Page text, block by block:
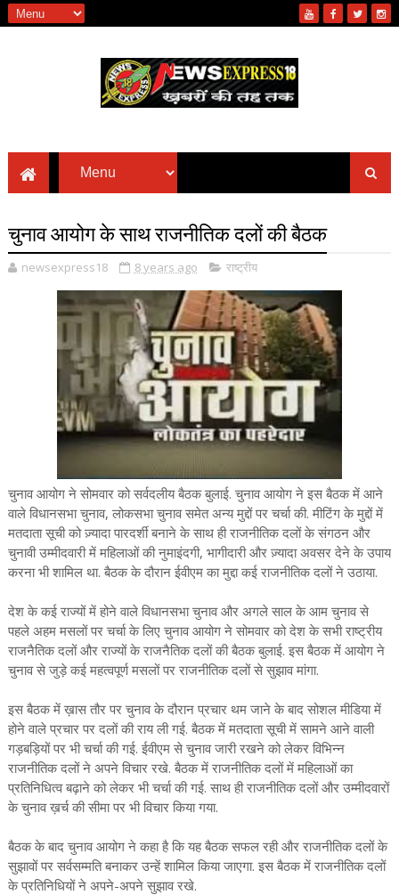
चुनाव आयोग के साथ राजनीतिक दलों की बैठक
newsexpress18 8 years ago राष्ट्रीय
चुनाव आयोग ने सोमवार को सर्वदलीय बैठक बुलाई. चुनाव आयोग ने इस बैठक में आने
वाले विधानसभा चुनाव, लोकसभा चुनाव समेत अन्य मुद्दों पर चर्चा की. मीटिंग के मुद्दों में
मतदाता सूची को ज़्यादा पारदर्शी बनाने के साथ ही राजनीतिक दलों के संगठन और
चुनावी उम्मीदवारी में महिलाओं की नुमाइंदगी, भागीदारी और ज़्यादा अवसर देने के उपाय
करना भी शामिल था. बैठक के दौरान ईवीएम का मुद्दा कई राजनीतिक दलों ने उठाया.
देश के कई राज्यों में होने वाले विधानसभा चुनाव और अगले साल के आम चुनाव से
पहले अहम मसलों पर चर्चा के लिए चुनाव आयोग ने सोमवार को देश के सभी राष्ट्रीय
राजनैतिक दलों और राज्यों के राजनैतिक दलों की बैठक बुलाई. इस बैठक में आयोग ने
चुनाव से जुड़े कई महत्वपूर्ण मसलों पर राजनीतिक दलों से सुझाव मांगा.
इस बैठक में ख़ास तौर पर चुनाव के दौरान प्रचार थम जाने के बाद सोशल मीडिया में
होने वाले प्रचार पर दलों की राय ली गई. बैठक में मतदाता सूची में सामने आने वाली
गड़बड़ियों पर भी चर्चा की गई. ईवीएम से चुनाव जारी रखने को लेकर विभिन्न
राजनीतिक दलों ने अपने विचार रखे. बैठक में राजनीतिक दलों में महिलाओं का
प्रतिनिधित्व बढ़ाने को लेकर भी चर्चा की गई. साथ ही राजनीतिक दलों और उम्मीदवारों
के चुनाव ख़र्च की सीमा पर भी विचार किया गया.
बैठक के बाद चुनाव आयोग ने कहा है कि यह बैठक सफल रही और राजनीतिक दलों के
सुझावों पर सर्वसम्मति बनाकर उन्हें शामिल किया जाएगा. इस बैठक में राजनीतिक दलों
के प्रतिनिधियों ने अपने-अपने सुझाव रखे.